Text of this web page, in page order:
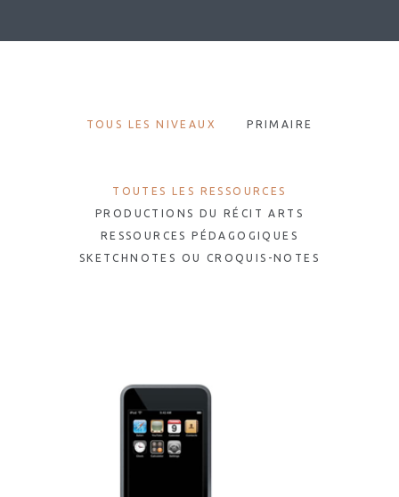
TOUS LES NIVEAUX PRIMAIRE
TOUTES LES RESSOURCES
PRODUCTIONS DU RÉCIT ARTS
RESSOURCES PÉDAGOGIQUES
SKETCHNOTES OU CROQUIS-NOTES